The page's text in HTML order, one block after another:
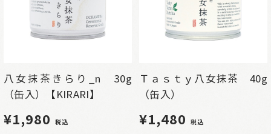
八女抹茶きらり_n 30g
（缶入）【KIRARI】
¥1,980 税込
Ｔａｓｔｙ八女抹茶 40g
（缶入）
¥1,480 税込